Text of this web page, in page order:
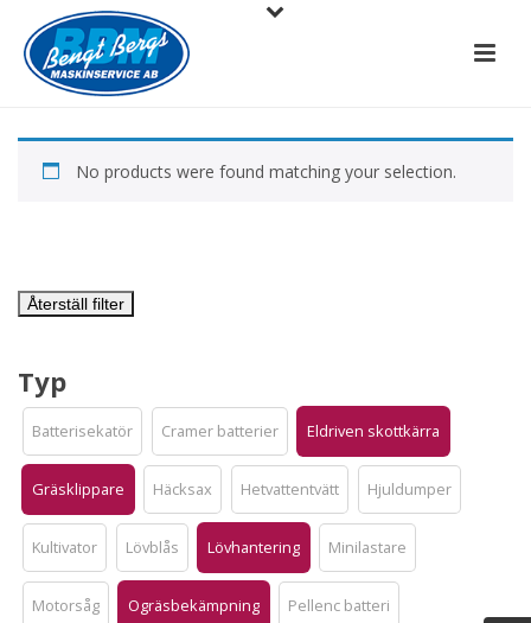
No products were found matching your selection.
Återställ filter
Typ
Batterisekatör Cramer batterier Eldriven skottkärra
Gräsklippare Häcksax Hetvattentvätt Hjuldumper
Kultivator Lövblås Lövhantering Minilastare
Motorsåg Ogräsbekämpning Pellenc batteri